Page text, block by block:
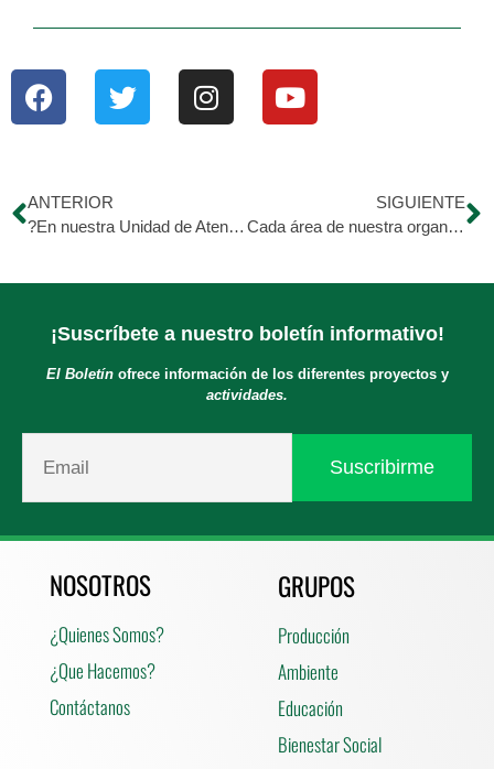
ANTERIOR
?En nuestra Unidad de Atención Médica Hijos de Morán encontrarás Medicina General las 24h. Pediatría de Lunes a Viernes.
SIGUIENTE
Cada área de nuestra organización se mantiene laborando con las correctas medidas de bioseguridad. ?
¡Suscríbete a nuestro boletín informativo!
El Boletínofrece información de los diferentes proyectos y
actividades.
NOSOTROS
¿Quienes Somos?
¿Que Hacemos?
Contáctanos
GRUPOS
Producción
Ambiente
Educación
Bienestar Social